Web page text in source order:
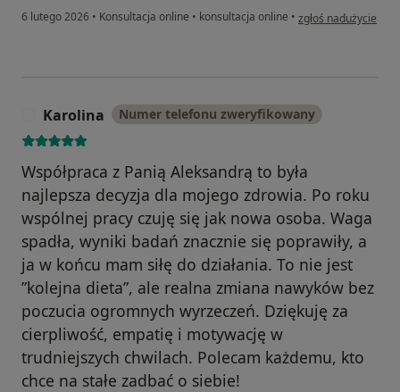
6 lutego 2026 • Konsultacja online • konsultacja online • w opinii
zgłoś nadużycie
Karolina Numer telefonu zweryfikowany
Współpraca z Panią Aleksandrą to była
najlepsza decyzja dla mojego zdrowia. Po roku
wspólnej pracy czuję się jak nowa osoba. Waga
spadła, wyniki badań znacznie się poprawiły, a
ja w końcu mam siłę do działania. To nie jest
”kolejna dieta”, ale realna zmiana nawyków bez
poczucia ogromnych wyrzeczeń. Dziękuję za
cierpliwość, empatię i motywację w
trudniejszych chwilach. Polecam każdemu, kto
chce na stałe zadbać o siebie!